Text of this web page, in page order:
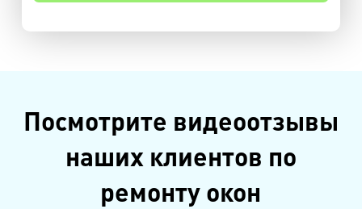
Посмотрите видеоотзывы
наших клиентов по
ремонту окон